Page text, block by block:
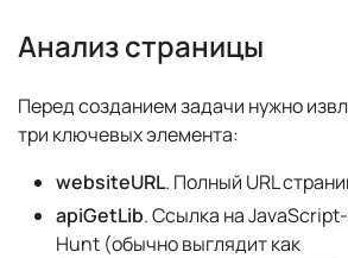
Анализ страницы
Перед созданием задачи нужно
три ключевых элемента:
websiteURL. Полный URL
apiGetLib. Ссылка на
Hunt (обычно выглядит как